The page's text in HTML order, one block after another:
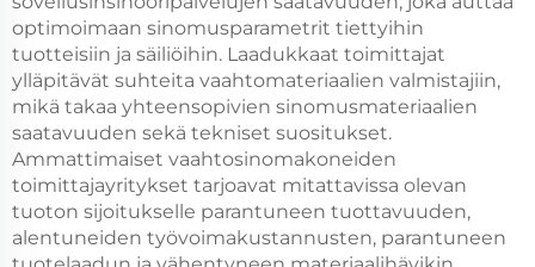
optimoimaan sinomusparametrit tiettyihin
tuotteisiin ja säiliöihin. Laadukkaat toimittajat
ylläpitävät suhteita vaahtomateriaalien valmistajiin,
mikä takaa yhteensopivien sinomusmateriaalien
saatavuuden sekä tekniset suositukset.
Ammattimaiset vaahtosinomakoneiden
toimittajayritykset tarjoavat mitattavissa olevan
tuoton sijoitukselle parantuneen tuottavuuden,
alentuneiden työvoimakustannusten, parantuneen